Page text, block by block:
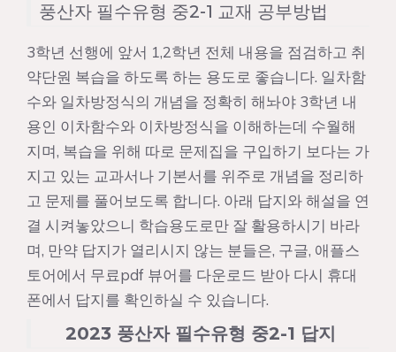
풍산자 필수유형 중2-1 교재 공부방법
3학년 선행에 앞서 1,2학년 전체 내용을 점검하고 취
약단원 복습을 하도록 하는 용도로 좋습니다. 일차함
수와 일차방정식의 개념을 정확히 해놔야 3학년 내
용인 이차함수와 이차방정식을 이해하는데 수월해
지며, 복습을 위해 따로 문제집을 구입하기 보다는 가
지고 있는 교과서나 기본서를 위주로 개념을 정리하
고 문제를 풀어보도록 합니다. 아래 답지와 해설을 연
결 시켜놓았으니 학습용도로만 잘 활용하시기 바라
며, 만약 답지가 열리시지 않는 분들은, 구글, 애플스
토어에서 무료pdf 뷰어를 다운로드 받아 다시 휴대
폰에서 답지를 확인하실 수 있습니다.
2023 풍산자 필수유형 중2-1 답지